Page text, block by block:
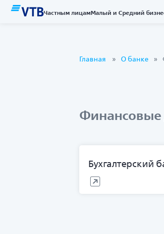
Частным лицамМалый и Средний
Главная О банке
Бухгалтерский